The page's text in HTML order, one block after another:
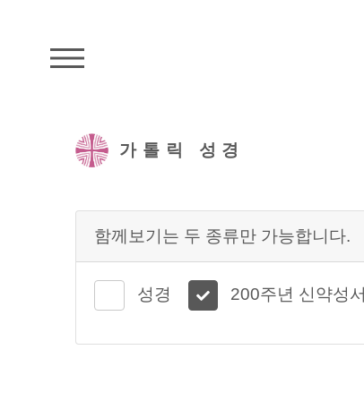
가톨릭 성경
함께보기는 두 종류만 가능합니다.
성경 200주년 신약성서